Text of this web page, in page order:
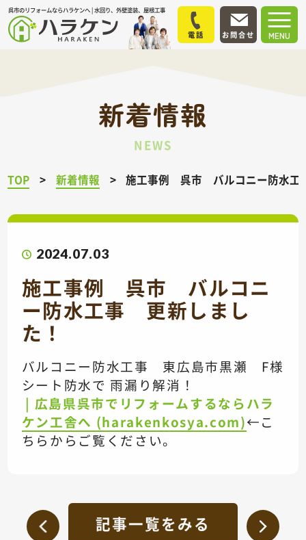
呉市のリフォームならハラケンへ | 水回り、外壁塗装、屋根工事
MENU
電話 お問合せ
新着情報
NEWS
TOP 新着情報 施工事例 呉市 バルコニー防水工
2024.07.03
施工事例 呉市 バルコニ
ー防水工事 更新しまし
た！
バルコニー防水工事 東広島市黒瀬 F様
シート防水で 雨漏り解消！
| 広島県呉市でリフォームするならハラ
ケン工舎へ (harakenkosya.com)←こ
ちらからご覧ください。
記事一覧をみる